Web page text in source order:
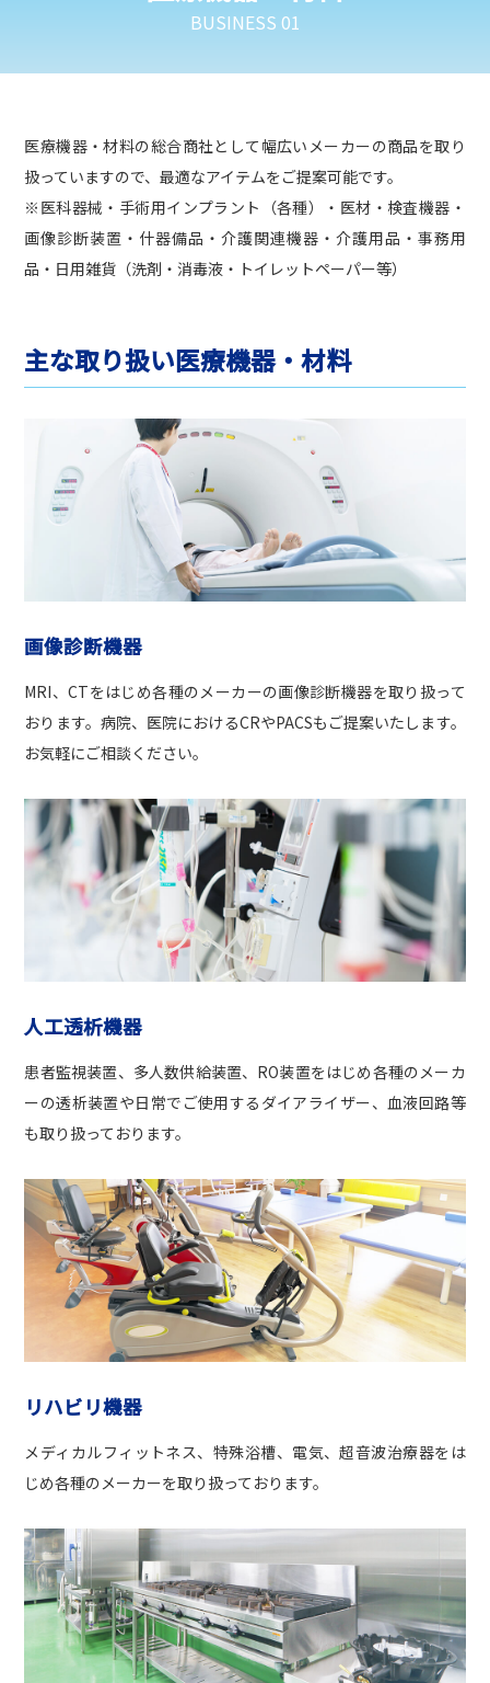
BUSINESS 01
医療機器・材料の総合商社として幅広いメーカーの商品を取り
扱っていますので、最適なアイテムをご提案可能です。
※医科器械・手術用インプラント（各種）・医材・検査機器・
画像診断装置・什器備品・介護関連機器・介護用品・事務用
品・日用雑貨（洗剤・消毒液・トイレットペーパー等）
主な取り扱い医療機器・材料
画像診断機器
MRI、CTをはじめ各種のメーカーの画像診断機器を取り扱って
おります。病院、医院におけるCRやPACSもご提案いたします。
お気軽にご相談ください。
人工透析機器
患者監視装置、多人数供給装置、RO装置をはじめ各種のメーカ
ーの透析装置や日常でご使用するダイアライザー、血液回路等
も取り扱っております。
リハビリ機器
メディカルフィットネス、特殊浴槽、電気、超音波治療器をは
じめ各種のメーカーを取り扱っております。